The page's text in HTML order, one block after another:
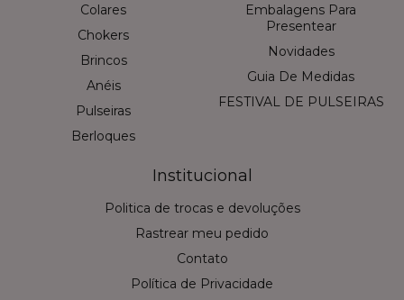
Colares
Chokers
Brincos
Anéis
Pulseiras
Berloques
Embalagens Para
Presentear
Novidades
Guia De Medidas
FESTIVAL DE PULSEIRAS
Institucional
Politica de trocas e devoluções
Rastrear meu pedido
Contato
Política de Privacidade